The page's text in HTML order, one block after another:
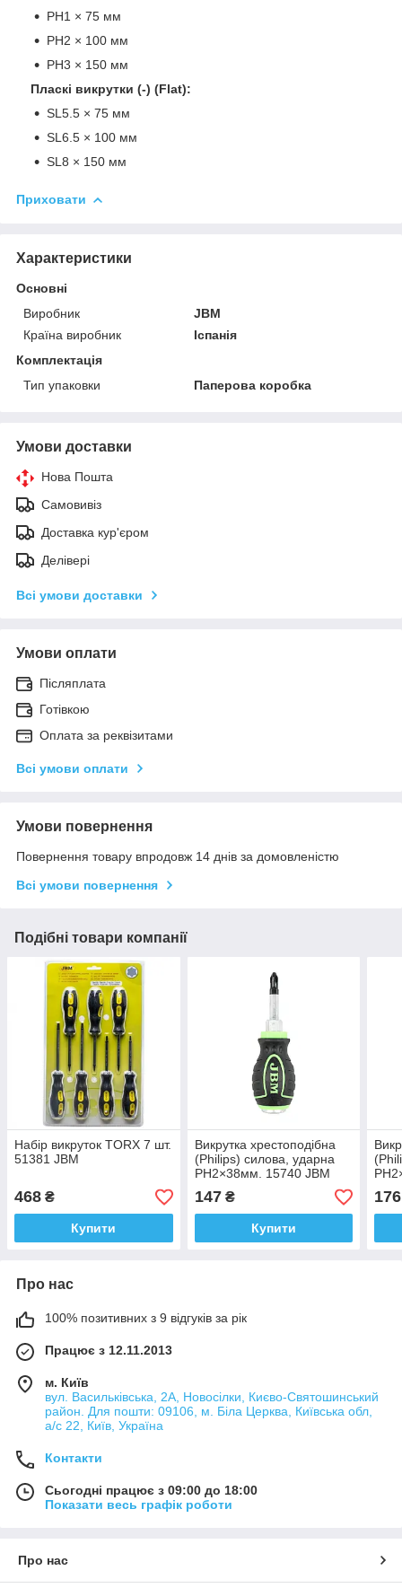
PH1 × 75 мм
PH2 × 100 мм
PH3 × 150 мм
Пласкі викрутки (-) (Flat):
SL5.5 × 75 мм
SL6.5 × 100 мм
SL8 × 150 мм
Приховати
Характеристики
Основні
Виробник
JBM
Країна виробник
Іспанія
Комплектація
Тип упаковки
Паперова коробка
Умови доставки
Нова Пошта
Самовивіз
Доставка кур'єром
Делівері
Всі умови доставки
Умови оплати
Післяплата
Готівкою
Оплата за реквізитами
Всі умови оплати
Умови повернення
Повернення товару впродовж 14 днів за домовленістю
Всі умови повернення
Подібні товари компанії
Набір викруток TORX 7 шт.
51381 JBM
468 ₴
Купити
Викрутка хрестоподібна
(Philips) силова, ударна
PH2×38мм. 15740 JBM
147₴
Купити
176
Про нас
100% позитивних з 9 відгуків за рік
Працює з 12.11.2013
м. Київ
вул. Васильківська, 2А, Новосілки, Києво-Святошинський
район. Для пошти: 09106, м. Біла Церква, Київська обл,
а/с 22, Київ, Україна
Контакти
Сьогодні працює з 09:00 до 18:00
Показати весь графік роботи
Про нас